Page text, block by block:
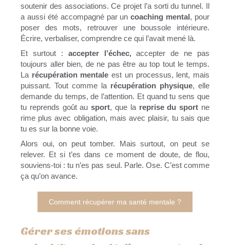
soutenir des associations. Ce projet l’a sorti du tunnel. Il
a aussi été accompagné par uncoaching mental, pour
poser des mots, retrouver une boussole intérieure.
Écrire, verbaliser, comprendre ce qui l’avait mené là.
Et surtout : accepter l’échec,accepter de ne pas
toujours aller bien, de ne pas être au top tout le temps.
La récupération mentale est un processus, lent, mais
puissant. Tout comme la récupération physique, elle
demande du temps, de l’attention. Et quand tu sens que
tu reprends goût ausport, que la reprise du sport ne
rime plus avec obligation, mais avec plaisir, tu sais que
tu es sur la bonne voie.
Alors oui, on peut tomber. Mais surtout, on peut se
relever. Et si t’es dans ce moment de doute, de flou,
souviens-toi : tu n’es pas seul. Parle. Ose. C’est comme
ça qu’on avance.
Comment récupérer ma santé mentale ?
Gérer ses émotions sans